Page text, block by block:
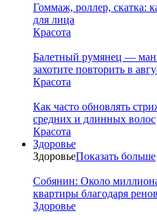
Гоммаж, роллер, скатка:
для лица
Красота
Балетный румянец —
захотите повторить в
Красота
Как часто обновлять
средних и длинных волос
Красота
Здоровье
ЗдоровьеПоказать больше
Собянин: Около
квартиры благодаря
Здоровье